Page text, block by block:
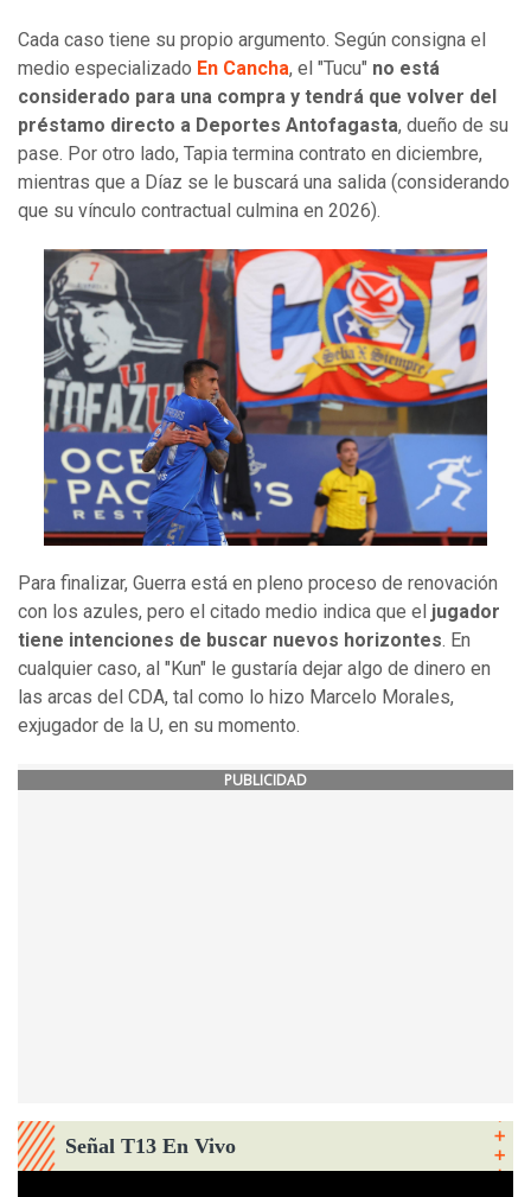
Cada caso tiene su propio argumento. Según consigna el
medio especializado En Cancha, el "Tucu" no está
considerado para una compra y tendrá que volver del
préstamo directo a Deportes Antofagasta, dueño de su
pase. Por otro lado, Tapia termina contrato en diciembre,
mientras que a Díaz se le buscará una salida (considerando
que su vínculo contractual culmina en 2026).
Para finalizar, Guerra está en pleno proceso de renovación
con los azules, pero el citado medio indica que el jugador
tiene intenciones de buscar nuevos horizontes . En
cualquier caso, al "Kun" le gustaría dejar algo de dinero en
las arcas del CDA, tal como lo hizo Marcelo Morales,
exjugador de la U, en su momento.
PUBLICIDAD
Señal T13 En Vivo